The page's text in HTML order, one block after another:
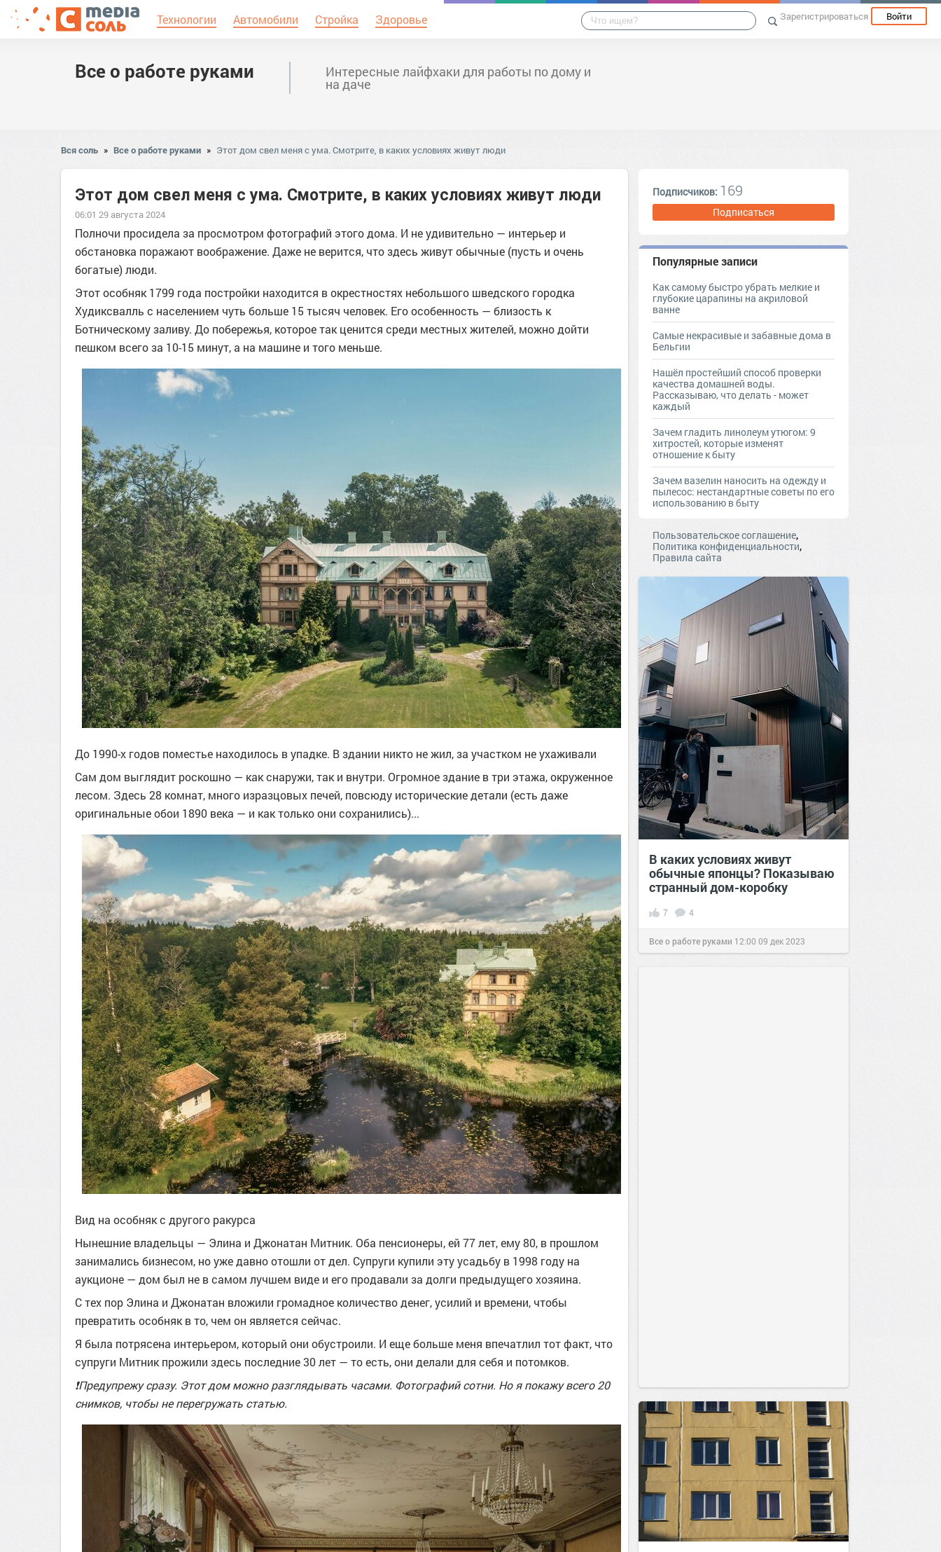
Технологии Автомобили Стройка Здоровье Зарегистрироваться Войти
Все о работе руками Интересные лайфхаки для работы по дому и
на даче
Вся соль » Все о работе руками » Этот дом свел меня с ума. Смотрите, в каких условиях живут люди
Этот дом свел меня с ума. Смотрите, в каких условиях живут люди
06:01 29 августа 2024
Полночи просидела за просмотром фотографий этого дома. И не удивительно — интерьер и
обстановка поражают воображение. Даже не верится, что здесь живут обычные (пусть и очень
богатые) люди.
Этот особняк 1799 года постройки находится в окрестностях небольшого шведского городка
Худиксвалль с населением чуть больше 15 тысяч человек. Его особенность — близость к
Ботническому заливу. До побережья, которое так ценится среди местных жителей, можно дойти
пешком всего за 10-15 минут, а на машине и того меньше.
До 1990-х годов поместье находилось в упадке. В здании никто не жил, за участком не ухаживали
Сам дом выглядит роскошно — как снаружи, так и внутри. Огромное здание в три этажа, окруженное
лесом. Здесь 28 комнат, много изразцовых печей, повсюду исторические детали (есть даже
оригинальные обои 1890 века — и как только они сохранились)...
Вид на особняк с другого ракурса
Нынешние владельцы — Элина и Джонатан Митник. Оба пенсионеры, ей 77 лет, ему 80, в прошлом
занимались бизнесом, но уже давно отошли от дел. Супруги купили эту усадьбу в 1998 году на
аукционе — дом был не в самом лучшем виде и его продавали за долги предыдущего хозяина.
С тех пор Элина и Джонатан вложили громадное количество денег, усилий и времени, чтобы
превратить особняк в то, чем он является сейчас.
Я была потрясена интерьером, который они обустроили. И еще больше меня впечатлил тот факт, что
супруги Митник прожили здесь последние 30 лет — то есть, они делали для себя и потомков.
❗️Предупрежу сразу. Этот дом можно разглядывать часами. Фотографий сотни. Но я покажу всего 20
снимков, чтобы не перегружать статью.
Подписчиков: 169
Подписаться
Популярные записи
Как самому быстро убрать мелкие и
глубокие царапины на акриловой
ванне
Самые некрасивые и забавные дома в
Бельгии
Нашёл простейший способ проверки
качества домашней воды.
Рассказываю, что делать - может
каждый
Зачем гладить линолеум утюгом: 9
хитростей, которые изменят
отношение к быту
Зачем вазелин наносить на одежду и
пылесос: нестандартные советы по его
использованию в быту
Пользовательское соглашение,
Политика конфиденциальности,
Правила сайта
В каких условиях живут
обычные японцы? Показываю
странный дом-коробку
7 4
Все о работе руками 12:00 09 дек 2023